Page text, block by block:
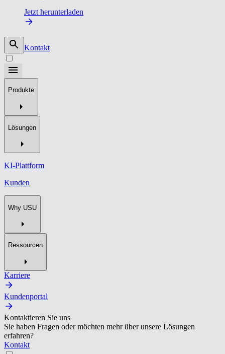
Jetzt herunterladen
Kontakt
Produkte
Lösungen
KI-Plattform
Kunden
Why USU
Ressourcen
Karriere
Kundenportal
Kontaktieren Sie uns
Sie haben Fragen oder möchten mehr über unsere Lösungen
erfahren?
Kontakt